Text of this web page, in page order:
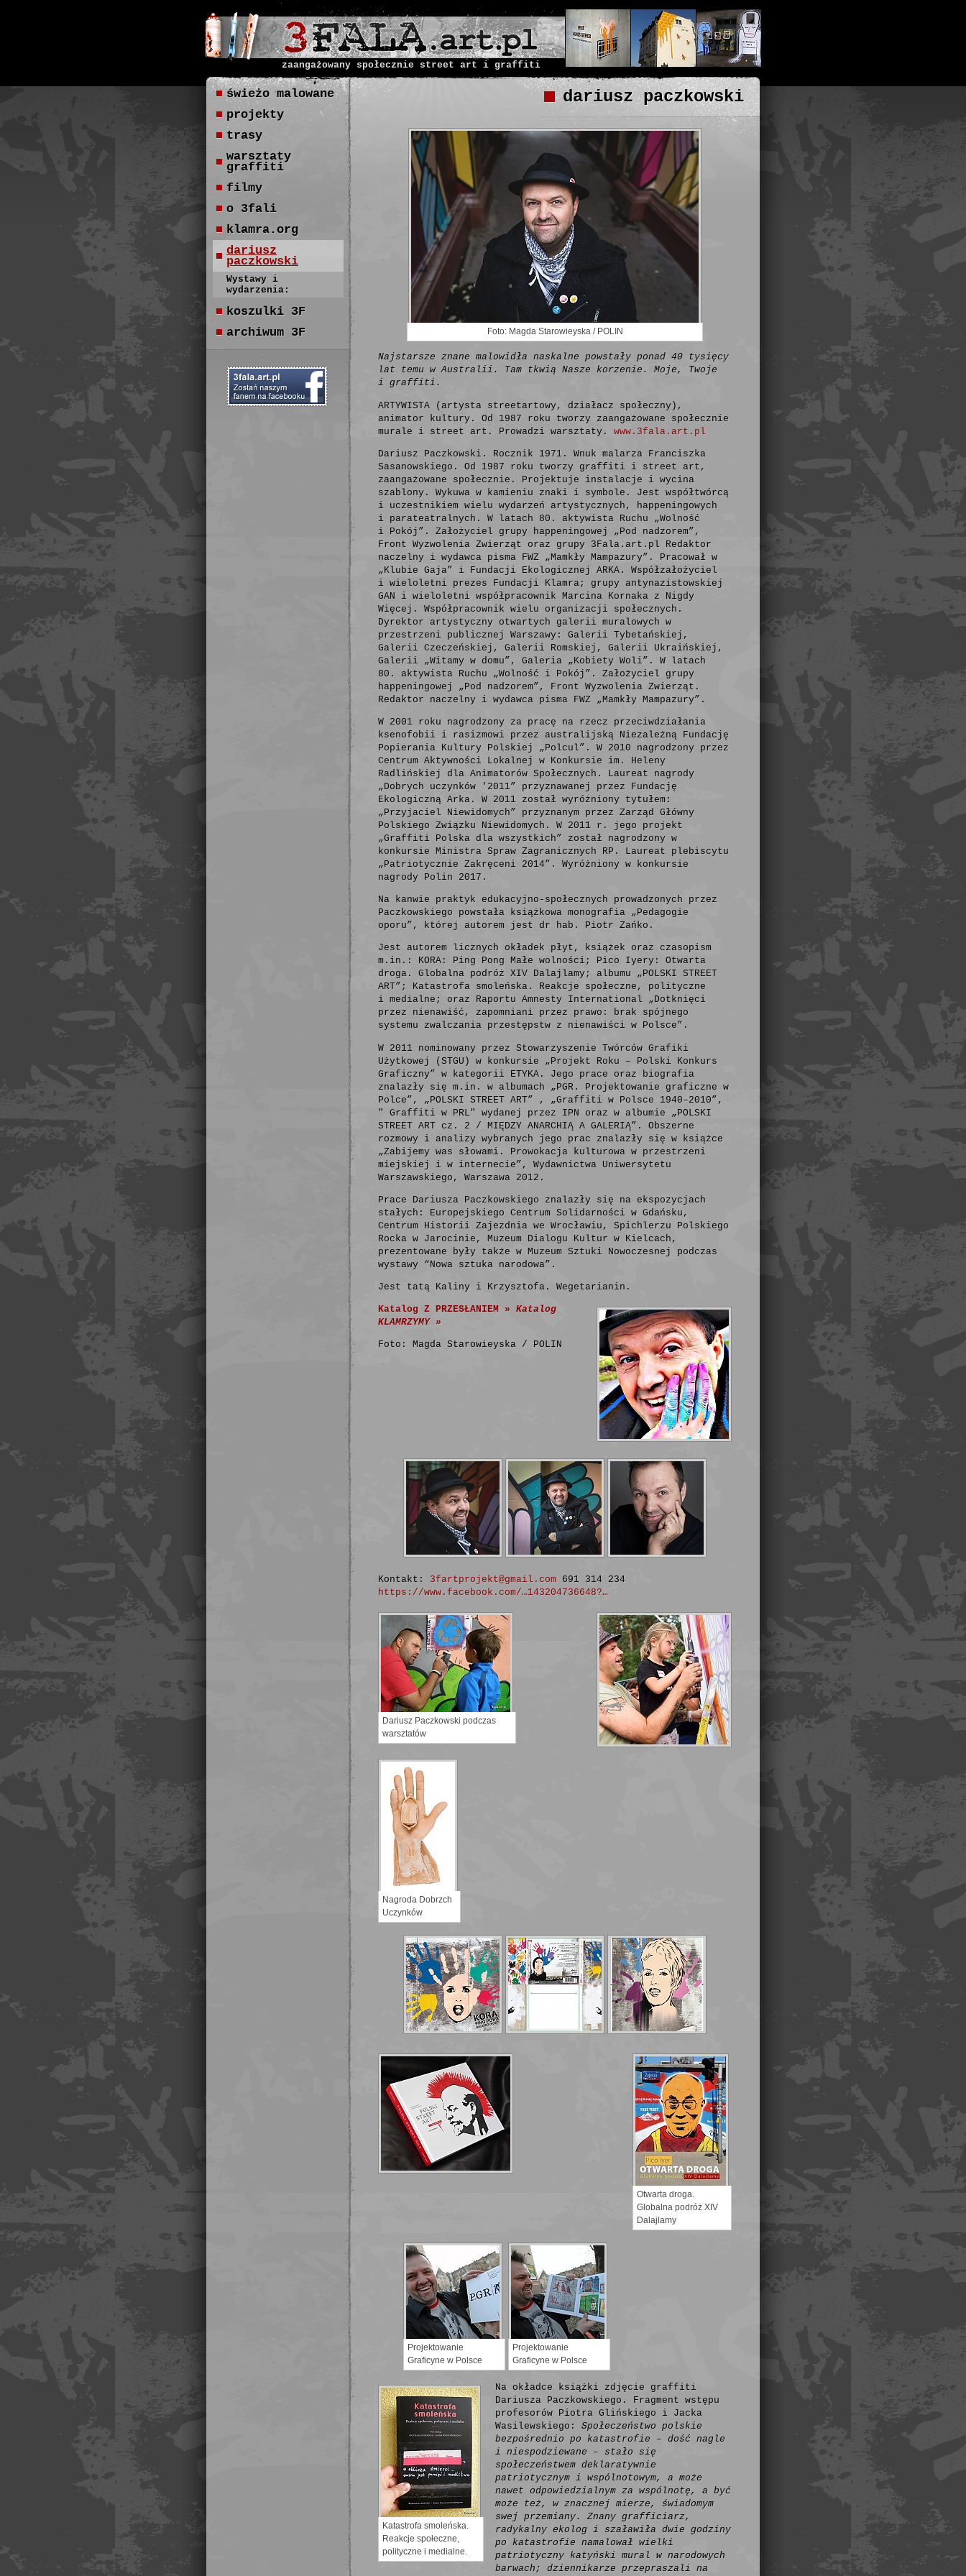
zaangażowany społecznie street art i graffiti
dariusz paczkowski
Foto: Magda Starowieyska / POLIN
Najstarsze znane malowidła naskalne powstały ponad 40 tysięcy
lat temu w Australii. Tam tkwią Nasze korzenie. Moje, Twoje
i graffiti.
ARTYWISTA (artysta streetartowy, działacz społeczny),
animator kultury. Od 1987 roku tworzy zaangażowane społecznie
murale i street art. Prowadzi warsztaty.www.3fala.art.pl
Dariusz Paczkowski. Rocznik 1971. Wnuk malarza Franciszka
Sasanowskiego. Od 1987 roku tworzy graffiti i street art,
zaangażowane społecznie. Projektuje instalacje i wycina
szablony. Wykuwa w kamieniu znaki i symbole. Jest współtwórcą
i uczestnikiem wielu wydarzeń artystycznych, happeningowych
i parateatralnych. W latach 80. aktywista Ruchu „Wolność
i Pokój”. Założyciel grupy happeningowej „Pod nadzorem”,
Front Wyzwolenia Zwierząt oraz grupy 3Fala.art.pl Redaktor
naczelny i wydawca pisma FWZ „Mamkły Mampazury”. Pracował w
„Klubie Gaja” i Fundacji Ekologicznej ARKA. Współzałożyciel
i wieloletni prezes Fundacji Klamra; grupy antynazistowskiej
GAN i wieloletni współpracownik Marcina Kornaka z Nigdy
Więcej. Współpracownik wielu organizacji społecznych.
Dyrektor artystyczny otwartych galerii muralowych w
przestrzeni publicznej Warszawy: Galerii Tybetańskiej,
Galerii Czeczeńskiej, Galerii Romskiej, Galerii Ukraińskiej,
Galerii „Witamy w domu”, Galeria „Kobiety Woli”. W latach
80. aktywista Ruchu „Wolność i Pokój”. Założyciel grupy
happeningowej „Pod nadzorem”, Front Wyzwolenia Zwierząt.
Redaktor naczelny i wydawca pisma FWZ „Mamkły Mampazury”.
W 2001 roku nagrodzony za pracę na rzecz przeciwdziałania
ksenofobii i rasizmowi przez australijską Niezależną Fundację
Popierania Kultury Polskiej „Polcul”. W 2010 nagrodzony przez
Centrum Aktywności Lokalnej w Konkursie im. Heleny
Radlińskiej dla Animatorów Społecznych. Laureat nagrody
„Dobrych uczynków '2011” przyznawanej przez Fundację
Ekologiczną Arka. W 2011 został wyróżniony tytułem:
„Przyjaciel Niewidomych” przyznanym przez Zarząd Główny
Polskiego Związku Niewidomych. W 2011 r. jego projekt
„Graffiti Polska dla wszystkich” został nagrodzony w
konkursie Ministra Spraw Zagranicznych RP. Laureat plebiscytu
„Patriotycznie Zakręceni 2014”. Wyróżniony w konkursie
nagrody Polin 2017.
Na kanwie praktyk edukacyjno-społecznych prowadzonych przez
Paczkowskiego powstała książkowa monografia „Pedagogie
oporu”, której autorem jest dr hab. Piotr Zańko.
Jest autorem licznych okładek płyt, książek oraz czasopism
m.in.: KORA: Ping Pong Małe wolności; Pico Iyery: Otwarta
droga. Globalna podróż XIV Dalajlamy; albumu „POLSKI STREET
ART”; Katastrofa smoleńska. Reakcje społeczne, polityczne
i medialne; oraz Raportu Amnesty International „Dotknięci
przez nienawiść, zapomniani przez prawo: brak spójnego
systemu zwalczania przestępstw z nienawiści w Polsce”.
W 2011 nominowany przez Stowarzyszenie Twórców Grafiki
Użytkowej (STGU) w konkursie „Projekt Roku – Polski Konkurs
Graficzny” w kategorii ETYKA. Jego prace oraz biografia
znalazły się m.in. w albumach „PGR. Projektowanie graficzne w
Polce”, „POLSKI STREET ART” , „Graffiti w Polsce 1940–2010”,
" Graffiti w PRL" wydanej przez IPN oraz w albumie „POLSKI
STREET ART cz. 2 / MIĘDZY ANARCHIĄ A GALERIĄ”. Obszerne
rozmowy i analizy wybranych jego prac znalazły się w książce
„Zabijemy was słowami. Prowokacja kulturowa w przestrzeni
miejskiej i w internecie”, Wydawnictwa Uniwersytetu
Warszawskiego, Warszawa 2012.
Prace Dariusza Paczkowskiego znalazły się na ekspozycjach
stałych: Europejskiego Centrum Solidarności w Gdańsku,
Centrum Historii Zajezdnia we Wrocławiu, Spichlerzu Polskiego
Rocka w Jarocinie, Muzeum Dialogu Kultur w Kielcach,
prezentowane były także w Muzeum Sztuki Nowoczesnej podczas
wystawy “Nowa sztuka narodowa”.
Jest tatą Kaliny i Krzysztofa. Wegetarianin.
Katalog Z PRZESŁANIEM »
Katalog
KLAMRZYMY »
Foto: Magda Starowieyska / POLIN
Kontakt: 3fartprojekt@gmail.com 691 314 234
https://www.facebook.com/…143204736648?…
Dariusz Paczkowski podczas
warsztatów
Nagroda Dobrzch
Uczynków
Otwarta droga.
Globalna podróż XIV
Dalajlamy
Projektowanie
Graficyne w Polsce
Projektowanie
Graficyne w Polsce
Katastrofa smoleńska.
Reakcje społeczne,
polityczne i medialne.
Na okładce książki zdjęcie graffiti
Dariusza Paczkowskiego. Fragment wstępu
profesorów Piotra Glińskiego i Jacka
Wasilewskiego:Społeczeństwo polskie
bezpośrednio po katastrofie – dość nagle
i niespodziewane – stało się
społeczeństwem deklaratywnie
patriotycznym i wspólnotowym, a może
nawet odpowiedzialnym za wspólnotę, a być
może też, w znacznej mierze, świadomym
swej przemiany. Znany grafficiarz,
radykalny ekolog i szaławiła dwie godziny
po katastrofie namalował wielki
patriotyczny katyński mural w narodowych
barwach; dziennikarze przepraszali na
świeżo malowane
projekty
trasy
warsztaty
graffiti
filmy
o 3fali
klamra.org
dariusz
paczkowski
Wystawy i
wydarzenia:
koszulki 3F
archiwum 3F